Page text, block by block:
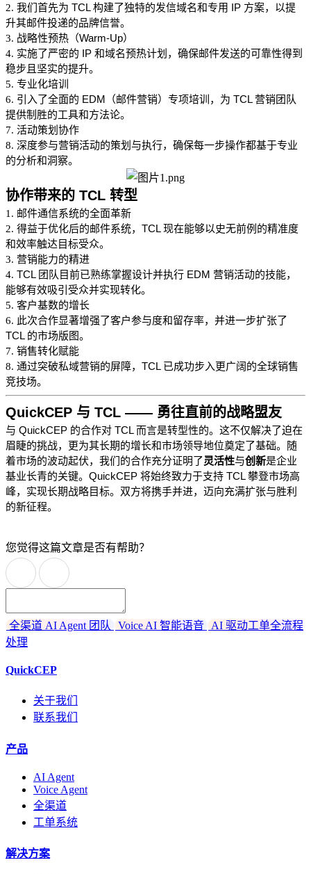
2. 我们首先为 TCL 构建了独特的发信域名和专用 IP 方案，以提
升其邮件投递的品牌信誉。
3. 战略性预热（Warm-Up）
4. 实施了严密的 IP 和域名预热计划，确保邮件发送的可靠性得到
稳步且坚实的提升。
5. 专业化培训
6. 引入了全面的 EDM（邮件营销）专项培训，为 TCL 营销团队
提供制胜的工具和方法论。
7. 活动策划协作
8. 深度参与营销活动的策划与执行，确保每一步操作都基于专业
的分析和洞察。
协作带来的 TCL 转型
1. 邮件通信系统的全面革新
2. 得益于优化后的邮件系统，TCL 现在能够以史无前例的精准度
和效率触达目标受众。
3. 营销能力的精进
4. TCL 团队目前已熟练掌握设计并执行 EDM 营销活动的技能，
能够有效吸引受众并实现转化。
5. 客户基数的增长
6. 此次合作显著增强了客户参与度和留存率，并进一步扩张了
TCL 的市场版图。
7. 销售转化赋能
8. 通过突破私域营销的屏障，TCL 已成功步入更广阔的全球销售
竞技场。
QuickCEP 与 TCL —— 勇往直前的战略盟友
与 QuickCEP 的合作对 TCL 而言是转型性的。这不仅解决了迫在
眉睫的挑战，更为其长期的增长和市场领导地位奠定了基础。随
着市场的波动起伏，我们的合作充分证明了灵活性与创新是企业
基业长青的关键。QuickCEP 将始终致力于支持 TCL 攀登市场高
峰，实现长期战略目标。双方将携手并进，迈向充满扩张与胜利
的新征程。
您觉得这篇文章是否有帮助？
全渠道 AI Agent 团队 Voice AI 智能语音
AI 驱动工单全流程
处理
QuickCEP
关于我们
联系我们
产品
AI Agent
Voice Agent
全渠道
工单系统
解决方案